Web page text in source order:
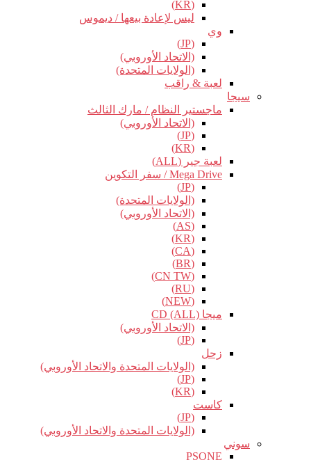
(KR)
ليس لإعادة بيعها / ديموس
وي
(JP)
(الاتحاد الأوروبي)
(الولايات المتحدة)
لعبة & راقب
سيجا
ماجستير النظام / مارك الثالث
(الاتحاد الأوروبي)
(JP)
(KR)
لعبة جير (ALL)
Mega Drive / سفر التكوين
(JP)
(الولايات المتحدة)
(الاتحاد الأوروبي)
(AS)
(KR)
(CA)
(BR)
(CN TW)
(RU)
(NEW)
ميجا CD (ALL)
(الاتحاد الأوروبي)
(JP)
زحل
(الولايات المتحدة والاتحاد الأوروبي)
(JP)
(KR)
كاست
(JP)
(الولايات المتحدة والاتحاد الأوروبي)
سوني
PSONE